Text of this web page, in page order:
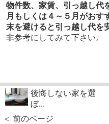
物件数、家賃、引っ越し代
月もしくは４～５月がおす
末を避けると引っ越し代を
非参考にしてみて下さい。
後悔しない家を選
ぼ...
＜ 前のページ